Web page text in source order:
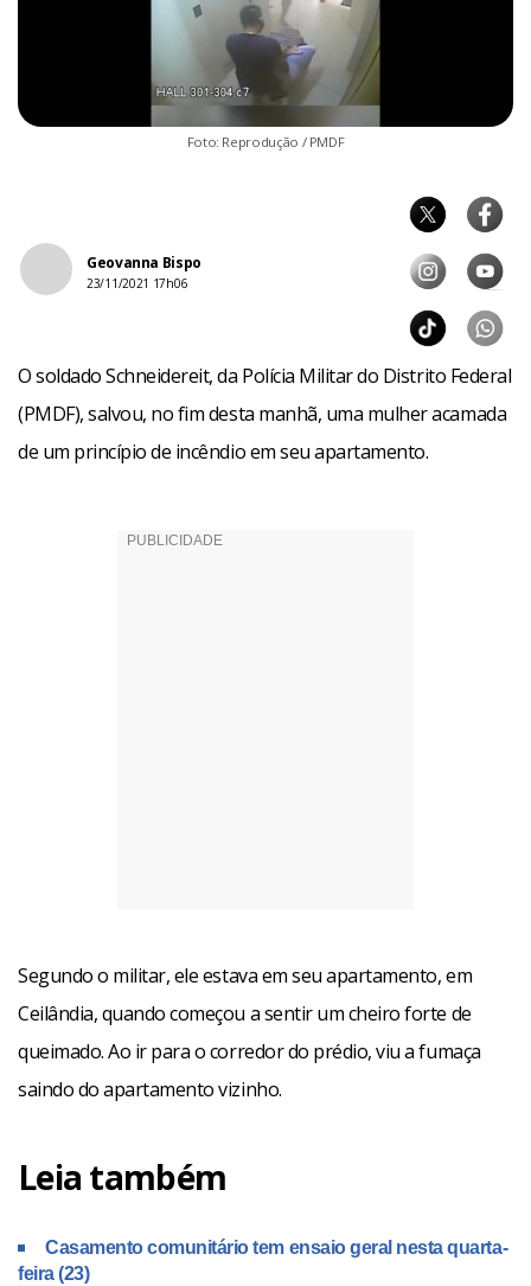
Foto: Reprodução / PMDF
Geovanna Bispo
23/11/2021 17h06
O soldado Schneidereit, da Polícia Militar do Distrito Federal
(PMDF), salvou, no fim desta manhã, uma mulher acamada
de um princípio de incêndio em seu apartamento.
Segundo o militar, ele estava em seu apartamento, em
Ceilândia, quando começou a sentir um cheiro forte de
queimado. Ao ir para o corredor do prédio, viu a fumaça
saindo do apartamento vizinho.
Leia também
Casamento comunitário tem ensaio geral nesta quarta-
feira (23)